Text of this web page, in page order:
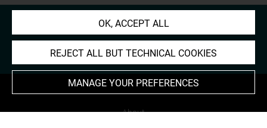
About
OK, ACCEPT ALL
REJECT ALL BUT TECHNICAL COOKIES
MANAGE YOUR PREFERENCES